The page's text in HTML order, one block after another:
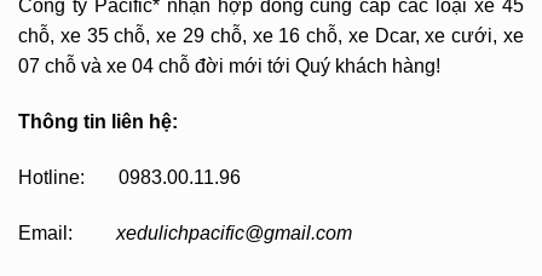
Công ty Pacific* nhận hợp đồng cung cấp các loại xe 45
chỗ, xe 35 chỗ, xe 29 chỗ, xe 16 chỗ, xe Dcar, xe cưới, xe
07 chỗ và xe 04 chỗ đời mới tới Quý khách hàng!
Thông tin liên hệ:
Hotline: 0983.00.11.96
Email: xedulichpacific@gmail.com